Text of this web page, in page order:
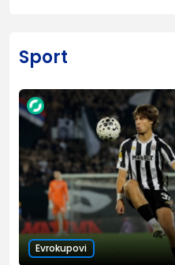
Sport
Evrokupovi